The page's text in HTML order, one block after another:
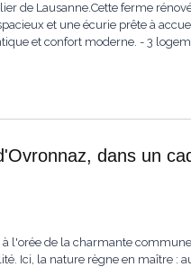
de Lausanne.Cette ferme
et une écurie prête à
et confort moderne. - 3
dans un
l'orée de la charmante
Ici, la nature règne en maître :